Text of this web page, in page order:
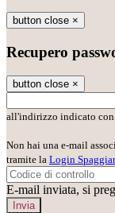
button close ×
Recupero
button close ×
all'indirizzo indicato con
Non hai una e-mail
tramite la Login
E-mail inviata, si